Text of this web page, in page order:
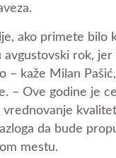
ako primete bilo
rok,
– kaže Milan
– Ove godine je
da bude
mestu.